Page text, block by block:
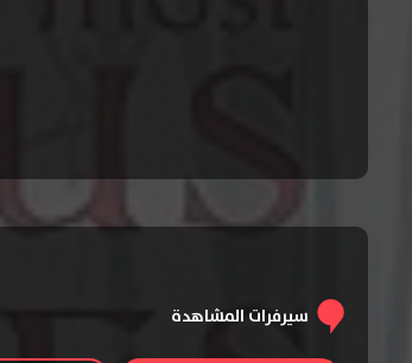
سيرفرات المشاهدة